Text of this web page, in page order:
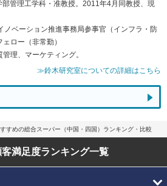
管理工学科・准教授。2011年4月同教授、現
ノベーション推進事務局参事官（インフラ・防
ロー（非常勤）
理、マーケティング。
≫鈴木研究室についての詳細はこちら
すめの総合スーパー（中国・四国）ランキング・比較
満足度ランキング一覧